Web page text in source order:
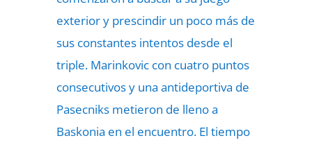
exterior y prescindir un poco más de
sus constantes intentos desde el
triple. Marinkovic con cuatro puntos
consecutivos y una antideportiva de
Pasecniks metieron de lleno a
Baskonia en el encuentro. El tiempo